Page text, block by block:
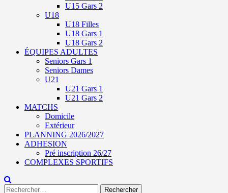
U15 Gars 2
U18
U18 Filles
U18 Gars 1
U18 Gars 2
ÉQUIPES ADULTES
Seniors Gars 1
Seniors Dames
U21
U21 Gars 1
U21 Gars 2
MATCHS
Domicile
Extérieur
PLANNING 2026/2027
ADHESION
Pré inscription 26/27
COMPLEXES SPORTIFS
Rechercher :